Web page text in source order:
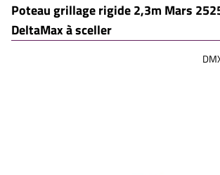
Poteau grillage rigide 2,3m Mars
DeltaMax à sceller